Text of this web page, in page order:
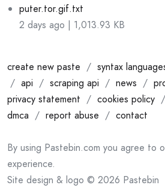
puter.tor.gif.txt
2 days ago | 1,013.93 KB
create new paste / syntax
/ api / scraping api / news /
privacy statement / cookies policy /
dmca / report abuse / contact
By using Pastebin.com you agree to
experience.
Site design & logo © 2026 Pastebin